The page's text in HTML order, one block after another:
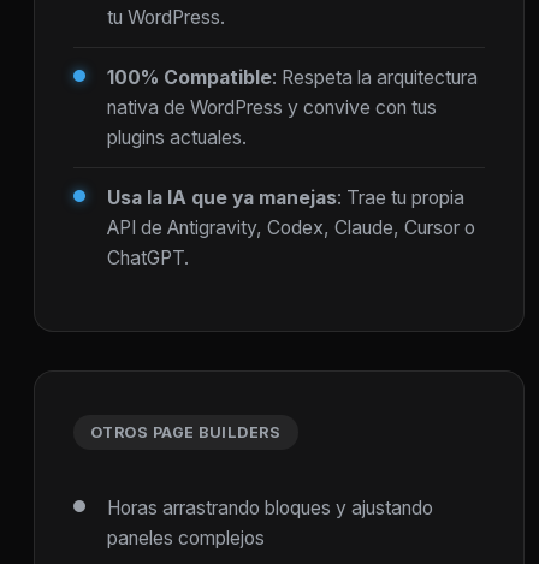
tu WordPress.
100% Compatible: Respeta la arquitectura
nativa de WordPress y convive con tus
plugins actuales.
Usa la IA que ya manejas: Trae tu propia
API de Antigravity, Codex, Claude, Cursor o
ChatGPT.
OTROS PAGE BUILDERS
Horas arrastrando bloques y ajustando
paneles complejos